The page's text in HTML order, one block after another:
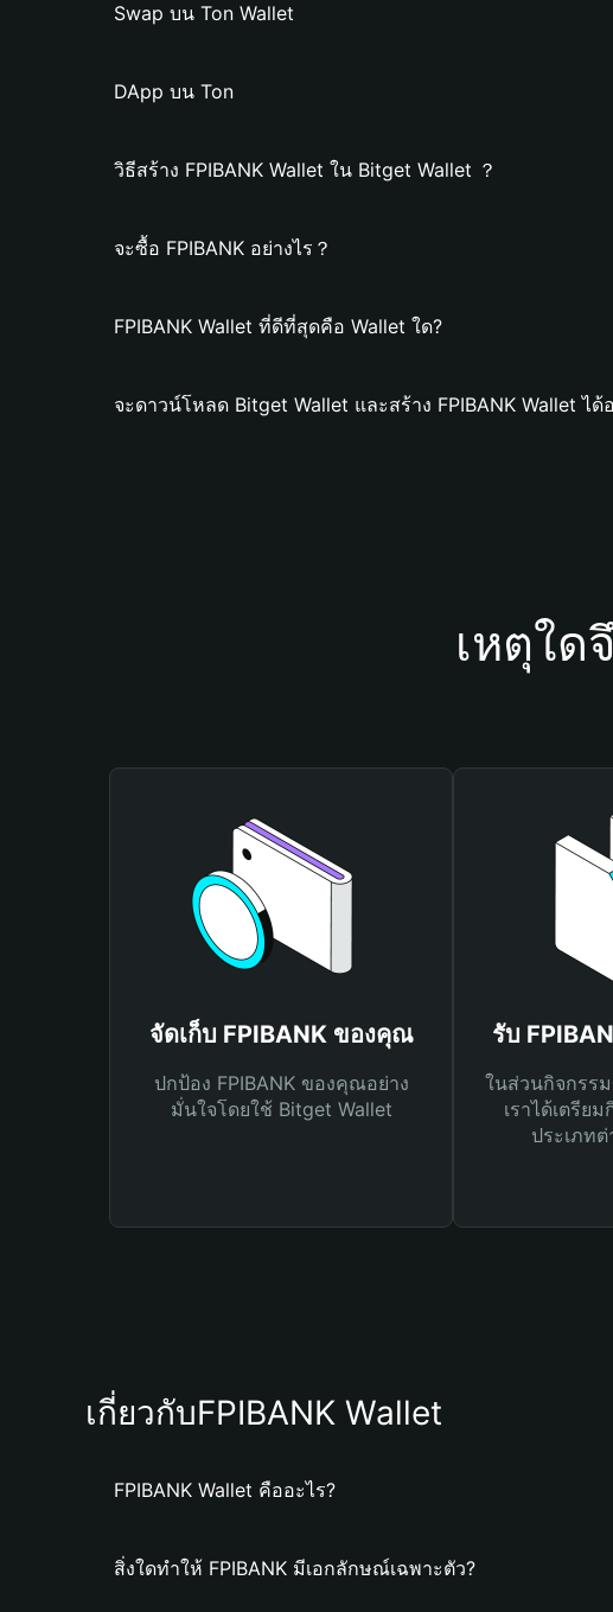
Swap บน Ton Wallet
DApp บน Ton
วิธีสร้าง FPIBANK Wallet ใน Bitget Wallet ？
จะซื้อ FPIBANK อย่างไร？
FPIBANK Wallet ที่ดีที่สุดคือ Wallet ใด?
จะดาวน์โหลด Bitget Wallet และสร้าง FPIBANK Wallet ได้อ
เหตุใด
จัดเก็บ FPIBANK ของคุณ
ปกป้อง FPIBANK ของคุณอย่าง
มั่นใจโดยใช้ Bitget Wallet
รับ
ในส่วนกิจกรร
เราได้เตรีย
ประเภท
เกี่ยวกับFPIBANK Wallet
FPIBANK Wallet คืออะไร?
สิ่งใดทำให้ FPIBANK มีเอกลักษณ์เฉพาะตัว?